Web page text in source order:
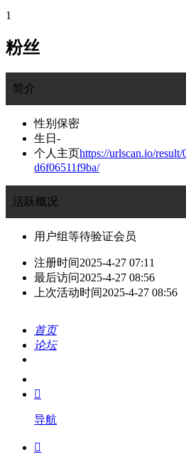
1
粉丝
简介
性别 保密
生日 -
个人主页https://urlscan.io/
d6f06511f9ba/
活跃概况
用户组等待验证会员
注册时间2025-4-27 07:11
最后访问2025-4-27 08:56
上次活动时间2025-4-27 08:56
首页
论坛
我的

导航
